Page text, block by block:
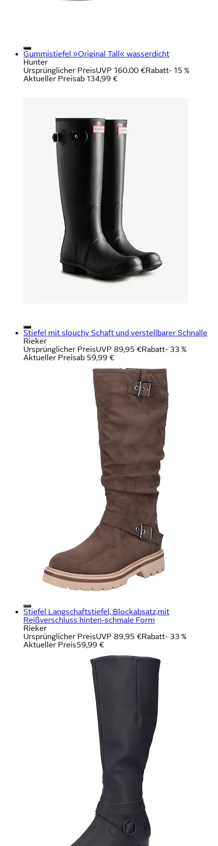
Gummistiefel »Original Tall« wasserdicht
Hunter
Ursprünglicher PreisUVP 160,00 €Rabatt- 15 %
Aktueller Preisab 134,99 €
Stiefel mit slouchy Schaft und verstellbarer Schnalle
Rieker
Ursprünglicher PreisUVP 89,95 €Rabatt- 33 %
Aktueller Preisab 59,99 €
Stiefel Langschaftstiefel, Blockabsatz,mit
Reißverschluss hinten-schmale Form
Rieker
Ursprünglicher PreisUVP 89,95 €Rabatt- 33 %
Aktueller Preis59,99 €